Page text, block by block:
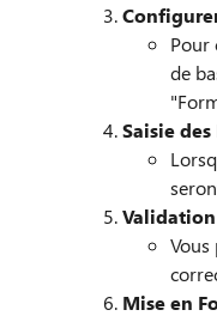
Pour
de
Saisie
Mise en